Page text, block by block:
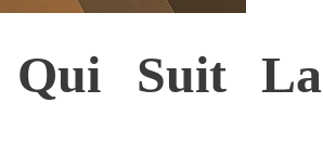
Qui Suit La